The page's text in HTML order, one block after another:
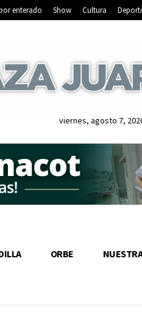
enterado Show Cultura
viernes, agosto 7,
ORBE